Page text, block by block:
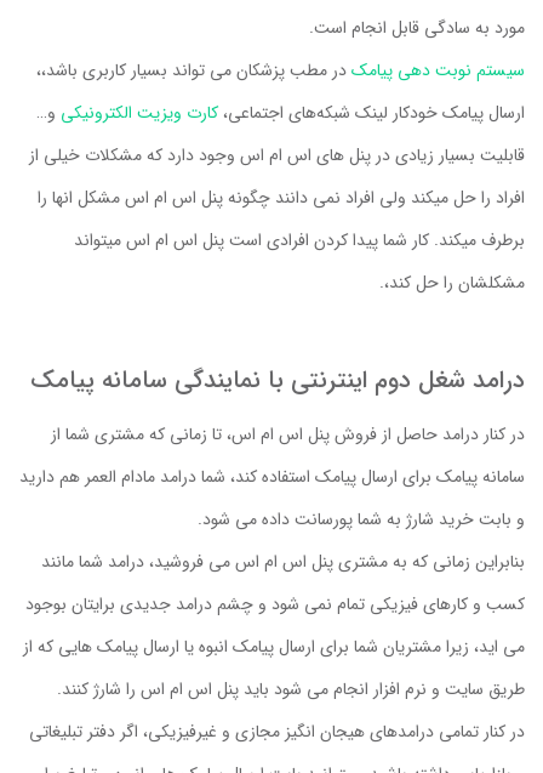
مورد به سادگی قابل انجام است.
سیستم نوبت دهی پیامکدر مطب پزشکان می تواند بسیار کاربری باشد،،
ارسال پیامک خودکار لینک شبکه‌های اجتماعی، کارت ویزیت الکترونیکی و…
قابلیت بسیار زیادی در پنل های اس ام اس وجود دارد که مشکلات خیلی از
افراد را حل میکند ولی افراد نمی دانند چگونه پنل اس ام اس مشکل انها را
برطرف میکند. کار شما پیدا کردن افرادی است پنل اس ام اس میتواند
مشکلشان را حل کند،.
درامد شغل دوم اینترنتی با نمایندگی سامانه پیامک
در کنار درامد حاصل از فروش پنل اس ام اس، تا زمانی که مشتری شما از
سامانه پیامک برای ارسال پیامک استفاده کند، شما درامد مادام العمر هم دارید
و بابت خرید شارژ به شما پورسانت داده می شود.
بنابراین زمانی که به مشتری پنل اس ام اس می فروشید، درامد شما مانند
کسب و کارهای فیزیکی تمام نمی شود و چشم درامد جدیدی برایتان بوجود
می اید، زیرا مشتریان شما برای ارسال پیامک انبوه یا ارسال پیامک هایی که از
طریق سایت و نرم افزار انجام می شود باید پنل اس ام اس را شارژ کنند.
در کنار تمامی درامدهای هیجان انگیز مجازی و غیرفیزیکی، اگر دفتر تبلیغاتی